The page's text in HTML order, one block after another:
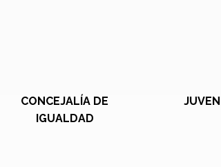
CONCEJALÍA DE
IGUALDAD